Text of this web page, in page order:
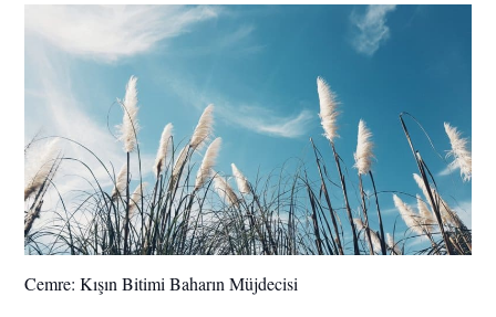
Cemre: Kışın Bitimi Baharın Müjdecisi